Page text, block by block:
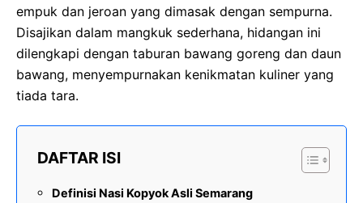
empuk dan jeroan yang dimasak dengan sempurna.
Disajikan dalam mangkuk sederhana, hidangan ini
dilengkapi dengan taburan bawang goreng dan daun
bawang, menyempurnakan kenikmatan kuliner yang
tiada tara.
DAFTAR ISI
Definisi Nasi Kopyok Asli Semarang